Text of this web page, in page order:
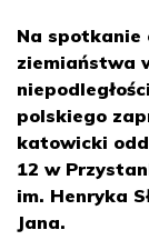
Na
ziemiaństwa
polskiego
katowicki
12 w
im. Henryka
Jana.